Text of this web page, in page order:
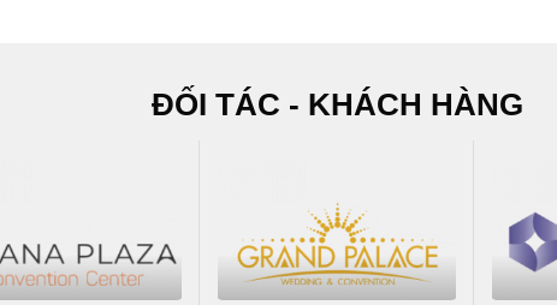
ĐỐI TÁC - KHÁCH HÀNG